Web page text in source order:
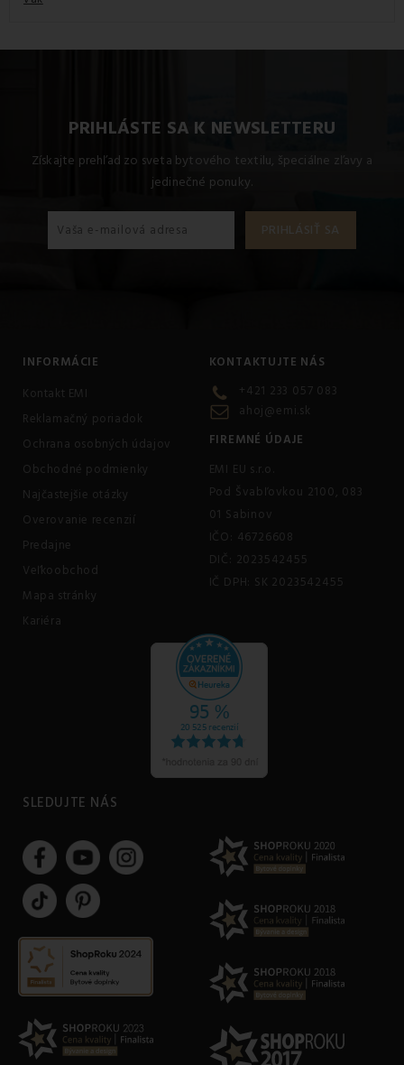
PRIHLÁSTE SA K NEWSLETTERU
Získajte prehľad zo sveta bytového textilu, špeciálne zľavy a
jedinečné ponuky.
INFORMÁCIE
Kontakt EMI
Reklamačný poriadok
Ochrana osobných údajov
Obchodné podmienky
Najčastejšie otázky
Overovanie recenzií
Predajne
Veľkoobchod
Mapa stránky
Kariéra
KONTAKTUJTE NÁS
+421 233 057 083
ahoj@emi.sk
FIREMNÉ ÚDAJE
EMI EU s.r.o.
Pod Švabľovkou 2100, 083
01 Sabinov
IČO: 46726608
DIČ: 2023542455
IČ DPH: SK 2023542455
SLEDUJTE NÁS